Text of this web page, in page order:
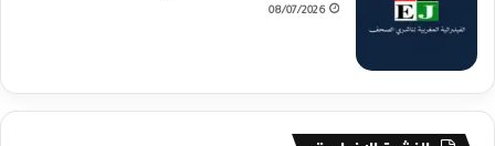
08/07/2026